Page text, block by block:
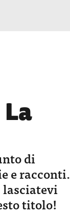
di
e racconti.
titolo!